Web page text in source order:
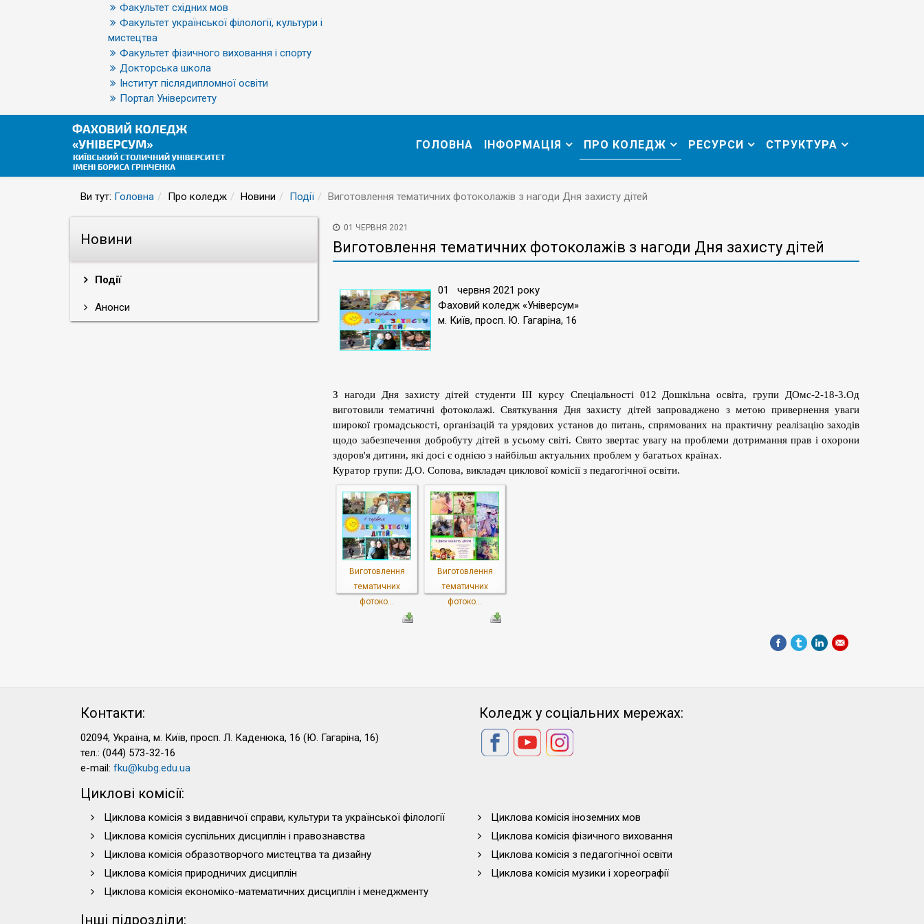
Факультет східних мов
Факультет української філології, культури і
мистецтва
Факультет фізичного виховання і спорту
Докторська школа
Інститут післядипломної освіти
Портал Університету
ГОЛОВНА ІНФОРМАЦІЯ ПРО КОЛЕДЖ РЕСУРСИ СТРУКТУРА
Ви тут: Головна Про коледж Новини Події Виготовлення тематичних фотоколажів з нагоди Дня захисту дітей
Новини
Події
Анонси
01 ЧЕРВНЯ 2021
Виготовлення тематичних фотоколажів з нагоди Дня захисту дітей
01 червня 2021 року
Фаховий коледж «Універсум»
м. Київ, просп. Ю. Гагаріна, 16
З нагоди Дня захисту дітей студенти ІІІ курсу Спеціальності 012 Дошкільна освіта, групи ДОмс-2-18-3.Од
виготовили тематичні фотоколажі.Святкування Дня захисту дітей запроваджено з метою привернення уваги
широкої громадськості, організацій та урядових установ до питань, спрямованих на практичну реалізацію заходів
щодо забезпечення добробуту дітей в усьому світі. Свято звертає увагу на проблеми дотримання прав і охорони
здоров'я дитини, які досі є однією з найбільш актуальних проблем у багатьох країнах.
Куратор групи: Д.О. Сопова, викладач циклової комісії з педагогічної освіти.
Виготовлення
тематичних
фотоко...
Виготовлення
тематичних
фотоко...
Контакти:
02094, Україна, м. Київ, просп. Л. Каденюка, 16 (Ю. Гагаріна, 16)
тел.: (044) 573-32-16
e-mail: fku@kubg.edu.ua
Коледж у соціальних мережах:
Циклові комісії:
Циклова комісія з видавничої справи, культури та української філології
Циклова комісія іноземних мов
Циклова комісія суспільних дисциплін і правознавства
Циклова комісія фізичного виховання
Циклова комісія образотворчого мистецтва та дизайну
Циклова комісія з педагогічної освіти
Циклова комісія природничих дисциплін
Циклова комісія музики і хореографії
Циклова комісія економіко-математичних дисциплін і менеджменту
Інші підрозділи: